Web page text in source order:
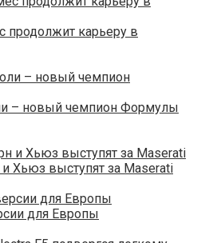
продолжит карьеру в
– новый чемпион Формулы
Хьюз выступят за Maserati
для Европы